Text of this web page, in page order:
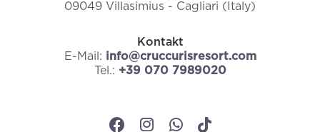
09049 Villasimius - Cagliari (Italy)
Kontakt
E-Mail: info@cruccurisresort.com
Tel.: +39 070 7989020